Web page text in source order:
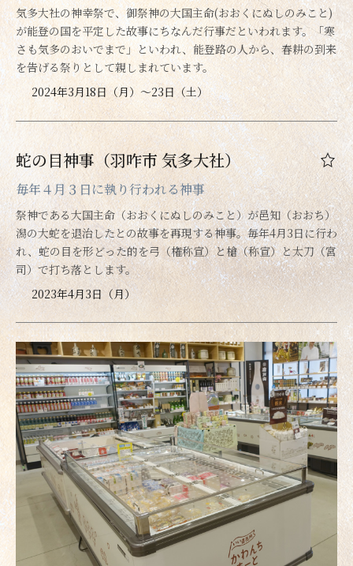
気多大社の神幸祭で、御祭神の大国主命(おおくにぬしのみこと)
が能登の国を平定した故事にちなんだ行事だといわれます。「寒
さも気多のおいでまで」といわれ、能登路の人から、春耕の到来
を告げる祭りとして親しまれています。
2024年3月18日（月）～23日（土）
蛇の目神事（羽咋市 気多大社）
毎年４月３日に執り行われる神事
祭神である大国主命（おおくにぬしのみこと）が邑知（おおち）
潟の大蛇を退治したとの故事を再現する神事。毎年4月3日に行わ
れ、蛇の目を形どった的を弓（権称宣）と槍（称宣）と太刀（宮
司）で打ち落とします。
2023年4月3日（月）